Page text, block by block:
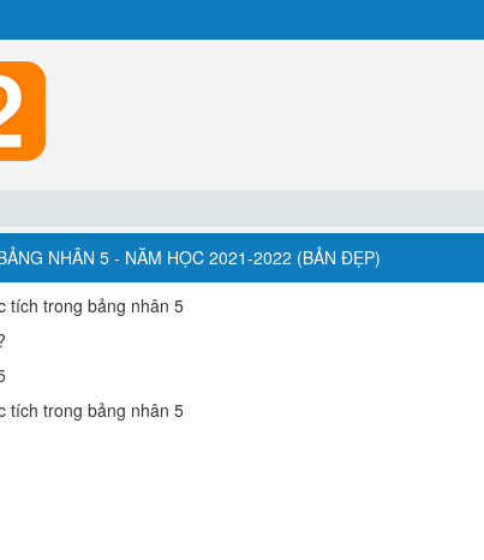
NHÂN 5 - NĂM HỌC 2021-2022 (BẢN ĐẸP)
tích trong bảng nhân 5
tích trong bảng nhân 5